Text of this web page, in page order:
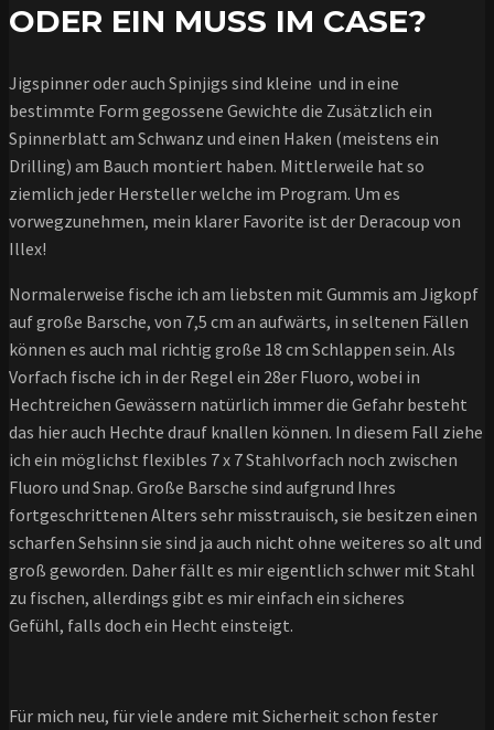
ODER EIN MUSS IM CASE?
Jigspinner oder auch Spinjigs sind kleine und in eine
bestimmte Form gegossene Gewichte die Zusätzlich ein
Spinnerblatt am Schwanz und einen Haken (meistens ein
Drilling) am Bauch montiert haben. Mittlerweile hat so
ziemlich jeder Hersteller welche im Program. Um es
vorwegzunehmen, mein klarer Favorite ist der Deracoup von
Illex!
Normalerweise fische ich am liebsten mit Gummis am Jigkopf
auf große Barsche, von 7,5 cm an aufwärts, in seltenen Fällen
können es auch mal richtig große 18 cm Schlappen sein. Als
Vorfach fische ich in der Regel ein 28er Fluoro, wobei in
Hechtreichen Gewässern natürlich immer die Gefahr besteht
das hier auch Hechte drauf knallen können. In diesem Fall ziehe
ich ein möglichst flexibles 7 x 7 Stahlvorfach noch zwischen
Fluoro und Snap. Große Barsche sind aufgrund Ihres
fortgeschrittenen Alters sehr misstrauisch, sie besitzen einen
scharfen Sehsinn sie sind ja auch nicht ohne weiteres so alt und
groß geworden. Daher fällt es mir eigentlich schwer mit Stahl
zu fischen, allerdings gibt es mir einfach ein sicheres
Gefühl, falls doch ein Hecht einsteigt.
Für mich neu, für viele andere mit Sicherheit schon fester